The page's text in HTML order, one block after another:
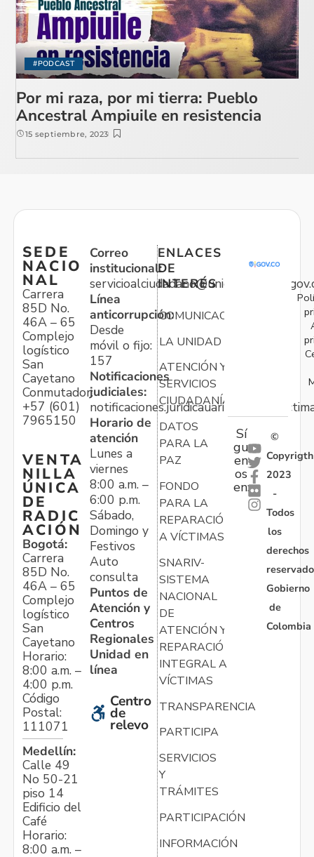
#PODCAST
Por mi raza, por mi tierra: Pueblo
Ancestral Ampiuile en resistencia
15 septiembre, 2023
SEDE
NACIO
NAL
Carrera
85D No.
46A – 65
Complejo
logístico
San
Cayetano
Conmutador:
+57 (601)
7965150
VENTA
NILLA
ÚNICA
DE
RADIC
ACIÓN
Bogotá:
Carrera
85D No.
46A – 65
Complejo
logístico
San
Cayetano
Horario:
8:00 a.m. –
4:00 p.m.
Código
Postal:
111071
Medellín:
Calle 49
No 50-21
piso 14
Edificio del
Café
Horario:
8:00 a.m. –
Correo
institucional:
Línea
anticorrupción:
Desde
móvil o fijo:
157
Notificaciones
judiciales:
Horario de
atención
Lunes a
viernes
8:00 a.m. –
6:00 p.m.
Sábado,
Domingo y
Festivos
Auto
consulta
Puntos de
Atención y
Centros
Regionales
Unidad en
línea
Centro
de
relevo
ENLACES
DE
INTERÉS
COMUNICACIONES
LA UNIDAD
ATENCIÓN Y
SERVICIOS
CIUDADANÍA
DATOS
PARA LA
PAZ
FONDO
PARA LA
REPARACIÓN
A VÍCTIMAS
SNARIV-
SISTEMA
NACIONAL
DE
ATENCIÓN Y
REPARACIÓN
INTEGRAL A
VÍCTIMAS
TRANSPARENCIA
PARTICIPA
SERVICIOS
Y
TRÁMITES
PARTICIPACIÓN
INFORMACIÓN
Sí
gu
en
os
en:
©
Copyrigth
2023
-
Todos
los
derechos
Gobierno
de
Colombia